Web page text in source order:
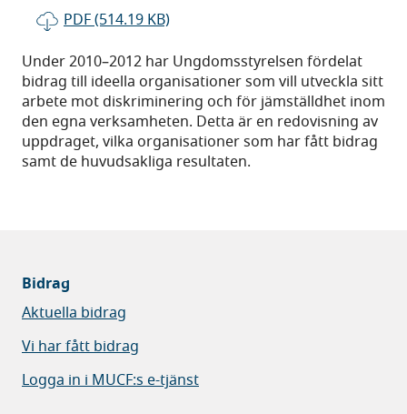
PDF (514.19 KB)
Under 2010–2012 har Ungdomsstyrelsen fördelat
bidrag till ideella organisationer som vill utveckla sitt
arbete mot diskriminering och för jämställdhet inom
den egna verksamheten. Detta är en redovisning av
uppdraget, vilka organisationer som har fått bidrag
samt de huvudsakliga resultaten.
Bidrag
Aktuella bidrag
Vi har fått bidrag
Logga in i MUCF:s e-tjänst